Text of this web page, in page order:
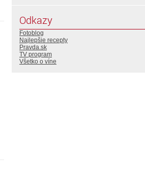
Odkazy
Fotoblog
Najlepšie recepty
Pravda.sk
TV program
Všetko o víne